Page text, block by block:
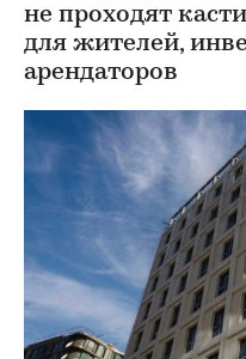
не проходят
для жителей,
арендаторов